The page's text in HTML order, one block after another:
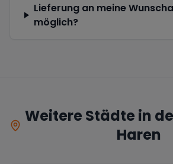
Lieferung an meine
möglich?
Weitere Städte in
Haren